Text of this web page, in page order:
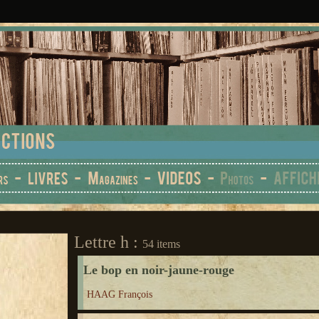
Lettre h : 54 items
Le bop en noir-jaune-rouge
HAAG François